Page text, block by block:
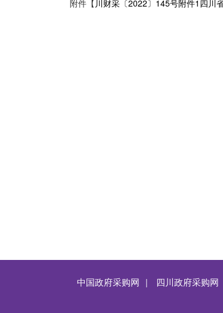
附件【 川财采〔2022〕145号附件1四川
中国政府采购网 | 四川政府采购网